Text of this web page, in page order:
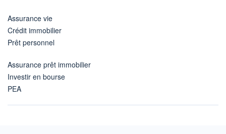
Assurance vie
Crédit immobilier
Prêt personnel
Assurance prêt immobilier
Investir en bourse
PEA